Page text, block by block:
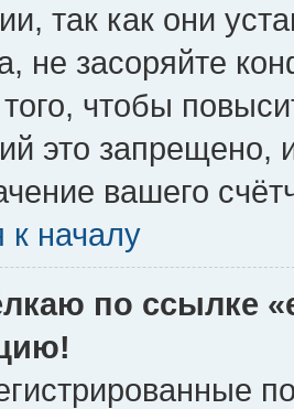
так как они
не засоряйте
чтобы
это запрещено,
вашего
к началу
по ссылке